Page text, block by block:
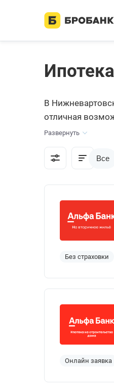
В
отличная
ипотеки с
Развернуть
Все
Без страховки
Онлайн заявка